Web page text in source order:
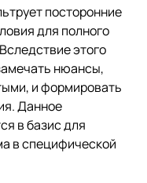
посторонние
для полного
этого
нюансы,
и формировать
Данное
в базис для
в специфической